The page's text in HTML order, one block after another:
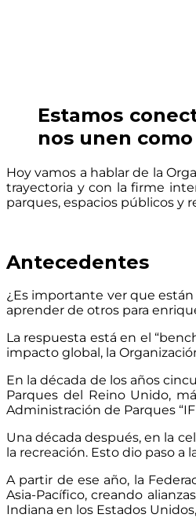
Estamos
nos unen
Hoy vamos a hablar de la
trayectoria y con la firme
parques, espacios públicos y
Antecedentes
¿Es importante ver que
aprender de otros para
La respuesta está en el
impacto global, la
En la década de los años
Parques del Reino Unido,
Administración de Parques
Una década después, en la
la recreación. Esto dio paso
A partir de ese año, la
Asia-Pacífico, creando
Indiana en los Estados